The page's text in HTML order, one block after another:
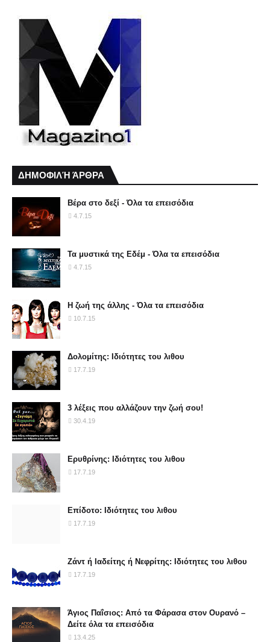
ΔΗΜΟΦΙΛΉ ΆΡΘΡΑ
Βέρα στο δεξί - Όλα τα επεισόδια
4.7.15
Τα μυστικά της Εδέμ - Όλα τα επεισόδια
4.7.15
Η ζωή της άλλης - Όλα τα επεισόδια
10.7.15
Δολομίτης: Ιδιότητες του λιθου
17.7.19
3 λέξεις που αλλάζουν την ζωή σου!
30.4.19
Ερυθρίνης: Ιδιότητες του λιθου
17.7.19
Επίδοτο: Ιδιότητες του λιθου
17.7.19
Ζάντ ή Ιαδείτης ή Νεφρίτης: Ιδιότητες του λιθου
17.7.19
Άγιος Παΐσιος: Από τα Φάρασα στον Ουρανό –
Δείτε όλα τα επεισόδια
13.4.25